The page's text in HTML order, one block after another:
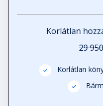
Korlátlan
29
Korlátlan